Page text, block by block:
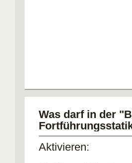
Was darf in der
Aktivieren: